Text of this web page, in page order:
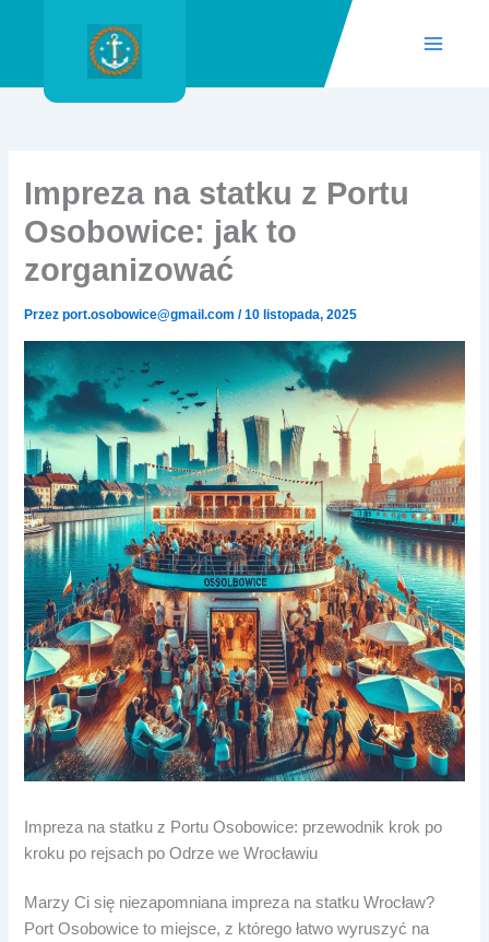
Impreza na statku z Portu
Osobowice: jak to
zorganizować
Przezport.osobowice@gmail.com/10 listopada, 2025
Impreza na statku z Portu Osobowice: przewodnik krok po
kroku po rejsach po Odrze we Wrocławiu
Marzy Ci się niezapomniana impreza na statku Wrocław?
Port Osobowice to miejsce, z którego łatwo wyruszyć na